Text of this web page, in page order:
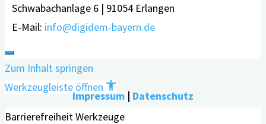
Schwabachanlage 6 | 91054 Erlangen
E-Mail: info@digidem-bayern.de
Impressum | Datenschutz
Zum Inhalt springen
Werkzeugleiste öffnen
Barrierefreiheit Werkzeuge